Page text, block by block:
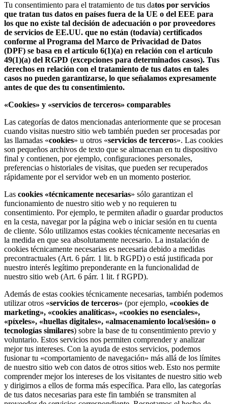
Tu consentimiento para el tratamiento de tus datos por servicios
que tratan tus datos en países fuera de la UE o del EEE para
los que no existe tal decisión de adecuación o por proveedores
de servicios de EE.UU. que no están (todavía) certificados
conforme al Programa del Marco de Privacidad de Datos
(DPF) se basa en el artículo 6(1)(a) en relación con el artículo
49(1)(a) del RGPD (excepciones para determinados casos). Tus
derechos en relación con el tratamiento de tus datos en tales
casos no pueden garantizarse, lo que señalamos expresamente
antes de que des tu consentimiento.
«Cookies» y «servicios de terceros» comparables
Las categorías de datos mencionadas anteriormente que se procesan
cuando visitas nuestro sitio web también pueden ser procesadas por
las llamadas «cookies» u otros «servicios de terceros». Las cookies
son pequeños archivos de texto que se almacenan en tu dispositivo
final y contienen, por ejemplo, configuraciones personales,
preferencias o historiales de visitas, que pueden ser recuperados
rápidamente por el servidor web en un momento posterior.
Las cookies «técnicamente necesarias» sólo garantizan el
funcionamiento de nuestro sitio web y no requieren tu
consentimiento. Por ejemplo, te permiten añadir o guardar productos
en la cesta, navegar por la página web o iniciar sesión en tu cuenta
de cliente. Sólo utilizamos estas cookies técnicamente necesarias en
la medida en que sea absolutamente necesario. La instalación de
cookies técnicamente necesarias es necesaria debido a medidas
precontractuales (Art. 6 párr. 1 lit. b RGPD) o está justificada por
nuestro interés legítimo preponderante en la funcionalidad de
nuestro sitio web (Art. 6 párr. 1 lit. f RGPD).
Además de estas cookies técnicamente necesarias, también podemos
utilizar otros «servicios de terceros» (por ejemplo, «cookies de
marketing», «cookies analíticas», «cookies no esenciales»,
«píxeles», «huellas digitales», «almacenamiento local/sesión» o
tecnologías similares) sobre la base de tu consentimiento previo y
voluntario. Estos servicios nos permiten comprender y analizar
mejor tus intereses. Con la ayuda de estos servicios, podemos
fusionar tu «comportamiento de navegación» más allá de los límites
de nuestro sitio web con datos de otros sitios web. Esto nos permite
comprender mejor los intereses de los visitantes de nuestro sitio web
y dirigirnos a ellos de forma más específica. Para ello, las categorías
de tus datos necesarias para este fin también se transmiten al